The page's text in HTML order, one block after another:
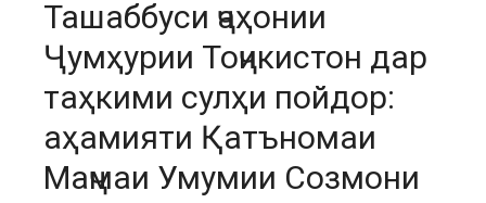
Ташаббуси ҷаҳонии
Ҷумҳурии Тоҷикистон дар
таҳкими сулҳи пойдор:
аҳамияти Қатъномаи
Маҷмаи Умумии Созмони